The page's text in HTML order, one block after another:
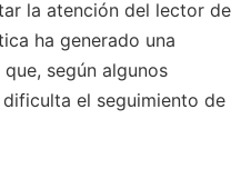
la atención del lector de
ha generado una
según algunos
el seguimiento de